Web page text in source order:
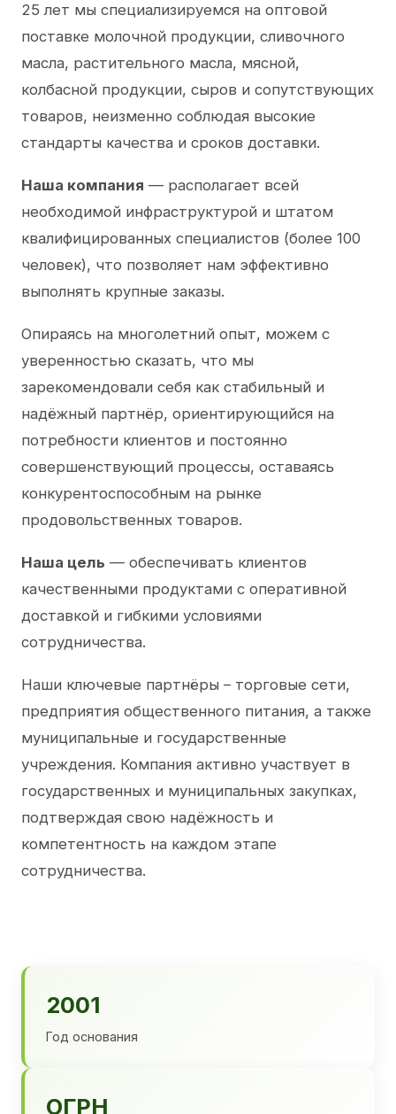
25 лет мы специализируемся на оптовой
поставке молочной продукции, сливочного
масла, растительного масла, мясной,
колбасной продукции, сыров и сопутствующих
товаров, неизменно соблюдая высокие
стандарты качества и сроков доставки.
Наша компания — располагает всей
необходимой инфраструктурой и штатом
квалифицированных специалистов (более 100
человек), что позволяет нам эффективно
выполнять крупные заказы.
Опираясь на многолетний опыт, можем с
уверенностью сказать, что мы
зарекомендовали себя как стабильный и
надёжный партнёр, ориентирующийся на
потребности клиентов и постоянно
совершенствующий процессы, оставаясь
конкурентоспособным на рынке
продовольственных товаров.
Наша цель — обеспечивать клиентов
качественными продуктами с оперативной
доставкой и гибкими условиями
сотрудничества.
Наши ключевые партнёры – торговые сети,
предприятия общественного питания, а также
муниципальные и государственные
учреждения. Компания активно участвует в
государственных и муниципальных закупках,
подтверждая свою надёжность и
компетентность на каждом этапе
сотрудничества.
2001
Год основания
ОГРН